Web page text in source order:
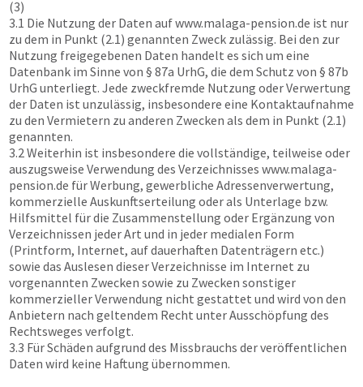
(3)
3.1 Die Nutzung der Daten aufwww.malaga-pension.de ist nur
zu dem in Punkt (2.1) genannten Zweck zulässig. Bei den zur
Nutzung freigegebenen Daten handelt es sich um eine
Datenbank im Sinne von § 87a UrhG, die dem Schutz von § 87b
UrhG unterliegt. Jede zweckfremde Nutzung oder Verwertung
der Daten ist unzulässig, insbesondere eine Kontaktaufnahme
zu den Vermietern zu anderen Zwecken als dem in Punkt (2.1)
genannten.
3.2 Weiterhin ist insbesondere die vollständige, teilweise oder
auszugsweise Verwendung des Verzeichnisses www.malaga-
pension.de für Werbung, gewerbliche Adressenverwertung,
kommerzielle Auskunftserteilung oder als Unterlage bzw.
Hilfsmittel für die Zusammenstellung oder Ergänzung von
Verzeichnissen jeder Art und in jeder medialen Form
(Printform, Internet, auf dauerhaften Datenträgern etc.)
sowie das Auslesen dieser Verzeichnisse im Internet zu
vorgenannten Zwecken sowie zu Zwecken sonstiger
kommerzieller Verwendung nicht gestattet und wird von den
Anbietern nach geltendem Recht unter Ausschöpfung des
Rechtsweges verfolgt.
3.3 Für Schäden aufgrund des Missbrauchs der veröffentlichen
Daten wird keine Haftung übernommen.